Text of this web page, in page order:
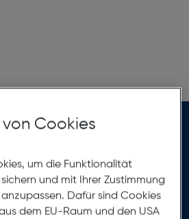
ins Berufsleben
Zur Jobsuche
Cookies
um die Funktionalität
und mit Ihrer Zustimmung
Dafür sind Cookies
dem EU-Raum und den USA